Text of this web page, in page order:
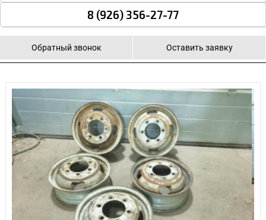
8 (926) 356-27-77
Обратный звонок Оставить заявку